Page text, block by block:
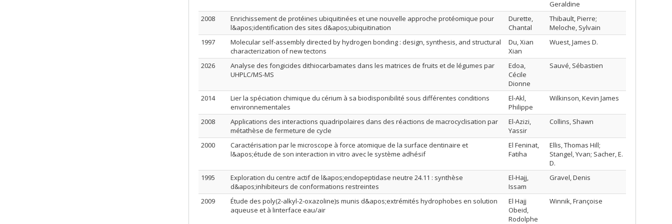
Geraldine
2008
Enrichissement de protéines ubiquitinées et une nouvelle approche protéomique pour
l&apos;identification des sites d&apos;ubiquitination
Durette,
Chantal
Thibault, Pierre;
Meloche, Sylvain
1997
Molecular self-assembly directed by hydrogen bonding : design, synthesis, and structural
characterization of new tectons
Du, Xian
Xian
Wuest, James D.
2026
Analyse des fongicides dithiocarbamates dans les matrices de fruits et de légumes par
UHPLC/MS-MS
Edoa,
Cécile
Dionne
Sauvé, Sébastien
2014
Lier la spéciation chimique du cérium à sa biodisponibilité sous différentes conditions
environnementales
El-Akl,
Philippe
Wilkinson, Kevin James
2008
Applications des interactions quadripolaires dans des réactions de macrocyclisation par
métathèse de fermeture de cycle
El-Azizi,
Yassir
Collins, Shawn
2000
Caractérisation par le microscope à force atomique de la surface dentinaire et
l&apos;étude de son interaction in vitro avec le système adhésif
El Feninat,
Fatiha
Ellis, Thomas Hill;
Stangel, Yvan; Sacher, E.
D.
1995
Exploration du centre actif de l&apos;endopeptidase neutre 24.11 : synthèse
d&apos;inhibiteurs de conformations restreintes
El-Hajj,
Issam
Gravel, Denis
2009
Étude des poly(2-alkyl-2-oxazoline)s munis d&apos;extrémités hydrophobes en solution
aqueuse et à linterface eau/air
El Hajj
Obeid,
Rodolphe
Winnik, Françoise